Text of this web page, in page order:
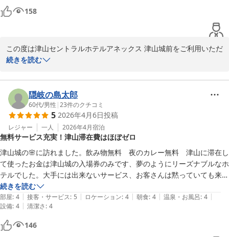
〜全国約160店舗展開中のBBHホテルグループ！〜
【連泊限定】【駐車場無料】お得！客室清掃不要プラン★朝食無料
津山セントラルホテル アネックス 津山城前（ＢＢＨホテルグル
ープ）
2026-05-23
ます。
このたびは貴重なご意見をお寄せいただき、誠にありがとうござい
※当館では、無料の軽食サービスを開始しました。
夜7時から9時までご提供しております。
また、ドリンクサーバー（ソフトドリンクやアルコール割り対応）
は
16時から24時までご利用いただけます。
ミニラーメン、スープ各種、紅茶、コーヒーなどもご用意しており
ます。
どうぞご滞在中にご利用くださいませ。
さらに、客室にはスマートテレビを導入しており、
YouTubeなどのネット動画もお楽しみいただけます。
ぜひごゆっくりとお過ごしください。
158
この度は津山セントラルホテルアネックス 津山城前をご利用いただ
き、誠にありがとうございます。
久しぶりに当館をご利用いただき、また経営変更後初めてのご宿泊
とのこと、重ねて御礼申し上げます。
夜の軽食サービスやドリンクサービス、セルフラーメンなど館内サ
ービスにつきましてご満足いただけたとのお言葉を頂戴し、大変嬉
しく拝読いたしました。
また、朝食につきましても美味しくお召し上がりいただけたようで
何よりでございます。
スタッフの接客につきましても温かいお言葉をいただき、スタッフ
一同大変励みになります。
今後も「また泊まりたい」と思っていただけるホテルを目指し、サ
ービス向上に努めてまいります。
続きを読む
隠岐の島太郎
60代/男性 |23件のクチコミ
5 2026年4月6日投稿
レジャー 一人 2026年4月宿泊
無料サービス充実！津山滞在費はほぼゼロ
津山城の🌸に訪れました。飲み物無料　夜のカレー無料　津山に滞在し
て使ったお金は津山城の入場券のみです、夢のようにリーズナブルなホ
テルでした。大手には出来ないサービス、お客さんは黙っていても来る
と思いますがこのサービスが長く続きますよう従業員様一同頑張ってく
ださい。
続きを読む
部屋: 4 | 接客・サービス: 5 | ロケーション: 4 | 朝食: 4 | 温泉・お風呂: 4 |
設備: 4 | 清潔さ: 4
146